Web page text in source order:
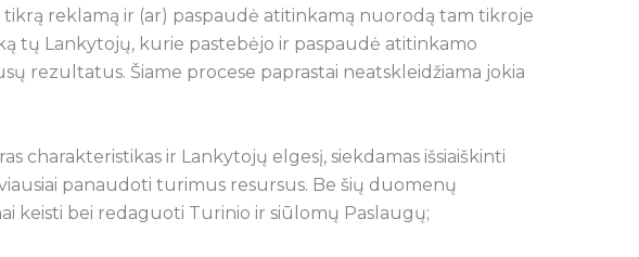
reklamą ir (ar) paspaudė atitinkamą nuorodą tam tikroje
tų Lankytojų, kurie pastebėjo ir paspaudė atitinkamo
rezultatus. Šiame procese paprastai neatskleidžiama jokia
charakteristikas ir Lankytojų elgesį, siekdamas išsiaiškinti
panaudoti turimus resursus. Be šių duomenų
keisti bei redaguoti Turinio ir siūlomų Paslaugų;